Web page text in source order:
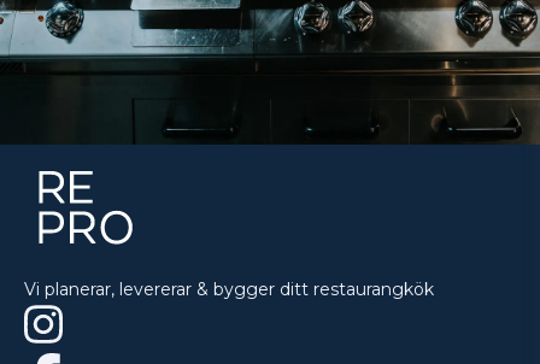
Vi planerar, levererar & bygger ditt restaurangkök